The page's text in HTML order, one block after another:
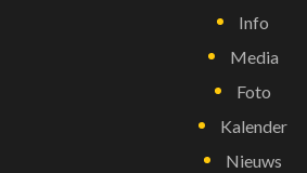
Info
Media
Foto
Kalender
Nieuws